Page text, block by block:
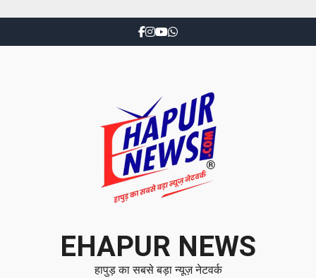
EHAPUR NEWS
हापुड़ का सबसे बड़ा न्यूज़ नेटवर्क